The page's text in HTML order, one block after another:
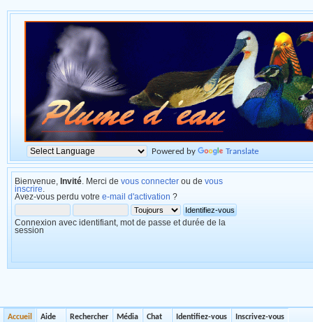
Powered by Translate
Bienvenue, Invité . Merci de vous connecter ou de vous
inscrire
Avez-vous perdu votre e-mail d'activation ?
Connexion avec identifiant, mot de passe et durée de la
session
Accueil Aide Rechercher Média Chat Identifiez-vous Inscrivez-vous